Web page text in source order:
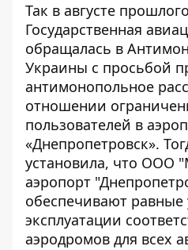
Так в августе
Государственная
обращалась в
Украины с просьбой
антимонопольное
отношении
пользователей в
«Днепропетровск».
установила, что ООО
аэропорт
обеспечивают равные
эксплуатации
аэродромов для всех